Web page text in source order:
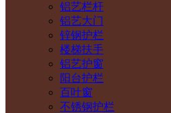
铝艺栏杆
铝艺大门
锌钢护栏
楼梯扶手
铝艺护窗
阳台护栏
百叶窗
不锈钢护栏